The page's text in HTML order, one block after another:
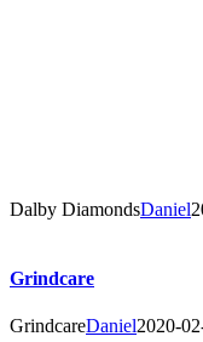
Dalby DiamondsDaniel
Grindcare
GrindcareDaniel2020-